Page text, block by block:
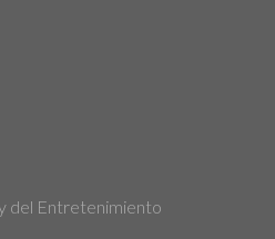
del Entretenimiento